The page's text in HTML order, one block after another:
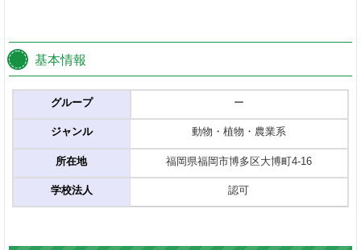
基本情報
グループ
ジャンル
所在地
学校法人
ー
動物・植物・農業系
福岡県福岡市博多区大博町4-16
認可